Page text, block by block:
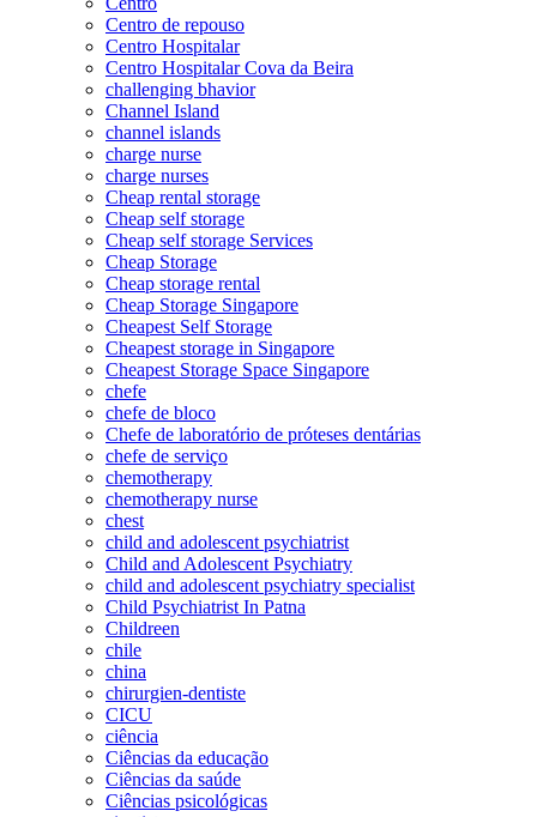
Centro de repouso
Centro Hospitalar
Centro Hospitalar Cova da Beira
challenging bhavior
Channel Island
channel islands
charge nurse
charge nurses
Cheap rental storage
Cheap self storage
Cheap self storage Services
Cheap Storage
Cheap storage rental
Cheap Storage Singapore
Cheapest Self Storage
Cheapest storage in Singapore
Cheapest Storage Space Singapore
chefe
chefe de bloco
Chefe de laboratório de próteses dentárias
chefe de serviço
chemotherapy
chemotherapy nurse
chest
child and adolescent psychiatrist
Child and Adolescent Psychiatry
child and adolescent psychiatry specialist
Child Psychiatrist In Patna
Childreen
chile
china
chirurgien-dentiste
CICU
ciência
Ciências da educação
Ciências da saúde
Ciências psicológicas